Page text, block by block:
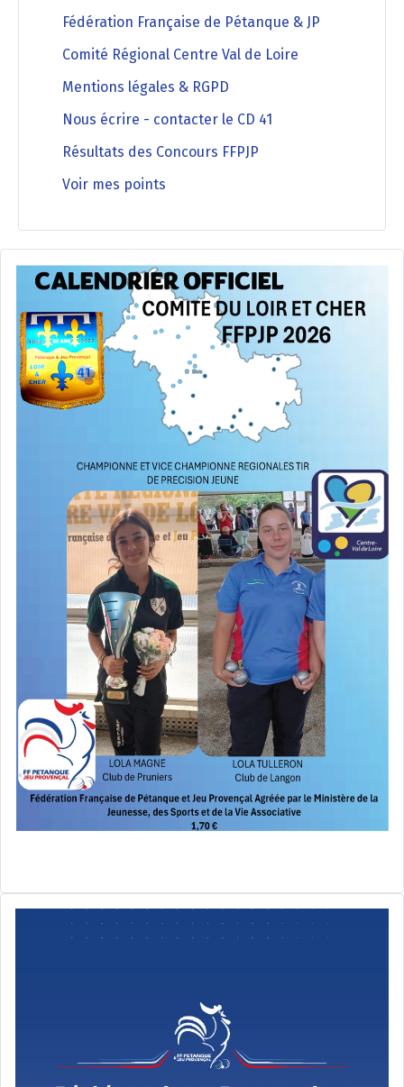
Fédération Française de Pétanque & JP
Comité Régional Centre Val de Loire
Mentions légales & RGPD
Nous écrire - contacter le CD 41
Résultats des Concours FFPJP
Voir mes points